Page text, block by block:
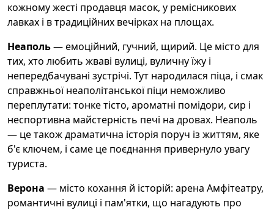
кожному жесті продавця масок, у ремісникових
лавках і в традиційних вечірках на площах.
Неаполь— емоційний, гучний, щирий. Це місто для
тих, хто любить жваві вулиці, вуличну їжу і
непередбачувані зустрічі. Тут народилася піца, і смак
справжньої неаполітанської піци неможливо
переплутати: тонке тісто, ароматні помідори, сир і
неспортивна майстерність печі на дровах. Неаполь
— це також драматична історія поруч із життям, яке
б'є ключем, і саме це поєднання привернуло увагу
туриста.
Верона — місто кохання й історій: арена Амфітеатру,
романтичні вулиці і пам'ятки, що нагадують про